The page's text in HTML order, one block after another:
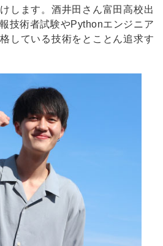
します。酒井田さん富田高校出
技術者試験やPythonエンジニア
している技術をとことん追求す